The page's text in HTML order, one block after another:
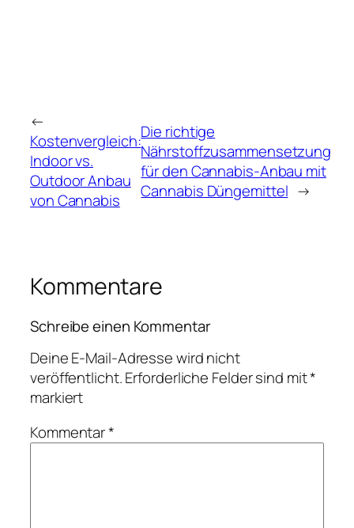
←
Kostenvergleich:
Indoor vs.
Outdoor Anbau
von Cannabis
Die richtige
Nährstoffzusammensetzung
für den Cannabis-Anbau mit
Cannabis Düngemittel →
Kommentare
Schreibe einen Kommentar
Deine E-Mail-Adresse wird nicht
veröffentlicht.Erforderliche Felder sind mit*
markiert
Kommentar*